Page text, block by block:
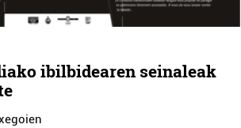
ibilbidearen seinaleak